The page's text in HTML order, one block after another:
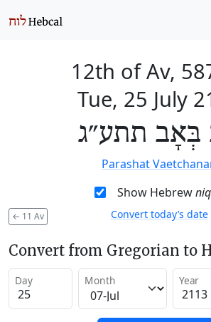
12th of Av,
Tue, 25 July
בְּאָב תתע״ג
Parashat
Show Hebrew
← 11 Av Convert today’s date
Convert from Gregorian to
Day Month Year